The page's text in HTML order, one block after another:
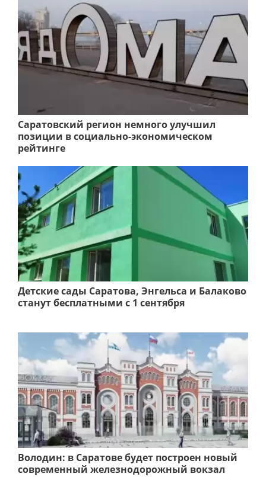
Саратовский регион немного улучшил
позиции в социально-экономическом
рейтинге
Детские сады Саратова, Энгельса и Балаково
станут бесплатными с 1 сентября
Володин: в Саратове будет построен новый
современный железнодорожный вокзал